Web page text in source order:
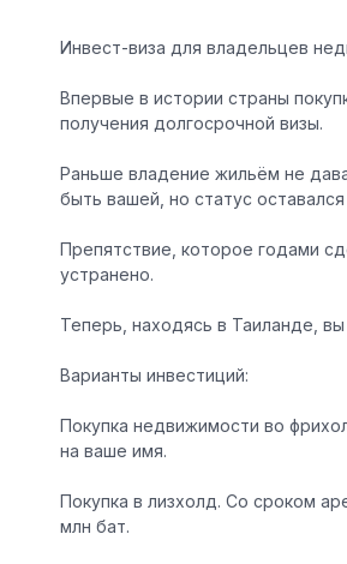
Инвест-виза для владельцев
Впервые в истории страны
получения долгосрочной визы.
Раньше владение жильём не
быть вашей, но статус
Препятствие, которое годами
устранено.
Теперь, находясь в Таиланде,
Варианты инвестиций:
Покупка недвижимости во
на ваше имя.
Покупка в лизхолд. Со сроком
млн бат.